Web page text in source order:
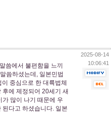
씀에서 불편함을 느끼
씀하셨는데, 일본민법
중심으로 한 대륙법체
에 제정되어 20세기 새
많이 나기 때문에 우
다고 하셨습니다. 일본
2025-08-14
10:06:41